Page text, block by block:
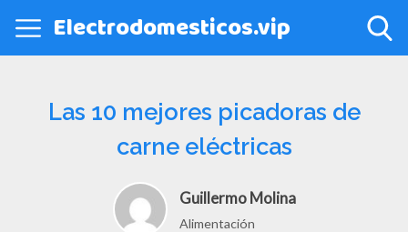
Electrodomesticos.vip
Las 10 mejores picadoras de
carne eléctricas
Guillermo Molina
Alimentación